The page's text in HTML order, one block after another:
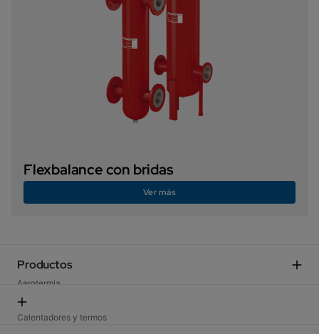
Flexbalance con bridas
Ver más
Productos
Aerotermia
Calderas domésticas​
Aire acondicionado​
Calentadores y termos